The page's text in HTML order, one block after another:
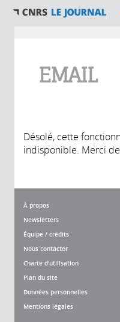
EMAIL
Désolé, cette
indisponible. Merci
À propos
Newsletters
Équipe / crédits
Nous contacter
Charte d'utilisation
Plan du site
Données personnelles
Mentions légales